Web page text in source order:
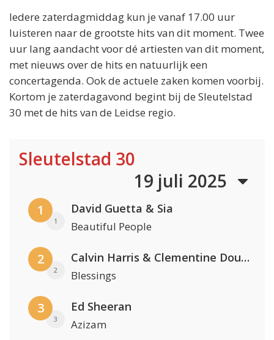
Iedere zaterdagmiddag kun je vanaf 17.00 uur
luisteren naar de grootste hits van dit moment. Twee
uur lang aandacht voor dé artiesten van dit moment,
met nieuws over de hits en natuurlijk een
concertagenda. Ook de actuele zaken komen voorbij.
Kortom je zaterdagavond begint bij de Sleutelstad
30 met de hits van de Leidse regio.
Sleutelstad 30
19 juli 2025
1
1
David Guetta & Sia
Beautiful People
2
2
Calvin Harris & Clementine Douglas
Blessings
3
3
Ed Sheeran
Azizam